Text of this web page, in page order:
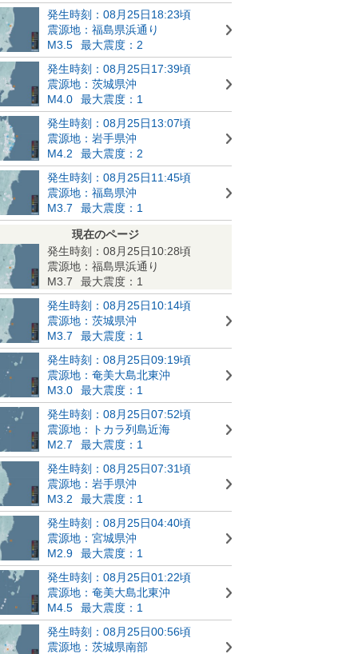
発生時刻：08月25日18:23頃
震源地：福島県浜通り
M3.5
最大震度：2
発生時刻：08月25日17:39頃
震源地：茨城県沖
M4.0
最大震度：1
発生時刻：08月25日13:07頃
震源地：岩手県沖
M4.2
最大震度：2
発生時刻：08月25日11:45頃
震源地：福島県沖
M3.7
最大震度：1
現在のページ
発生時刻：08月25日10:28頃
震源地：福島県浜通り
M3.7
最大震度：1
発生時刻：08月25日10:14頃
震源地：茨城県沖
M3.7
最大震度：1
発生時刻：08月25日09:19頃
震源地：奄美大島北東沖
M3.0
最大震度：1
発生時刻：08月25日07:52頃
震源地：トカラ列島近海
M2.7
最大震度：1
発生時刻：08月25日07:31頃
震源地：岩手県沖
M3.2
最大震度：1
発生時刻：08月25日04:40頃
震源地：宮城県沖
M2.9
最大震度：1
発生時刻：08月25日01:22頃
震源地：奄美大島北東沖
M4.5
最大震度：1
発生時刻：08月25日00:56頃
震源地：茨城県南部